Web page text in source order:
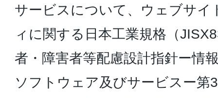
サービスについて、ウェブサイ
ィに関する日本工業規格（
者・障害者等配慮設計指針ー情
ソフトウェア及びサービスー第